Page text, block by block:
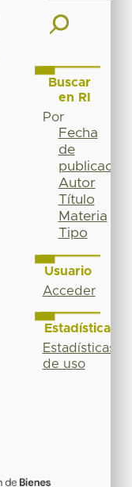
Buscar
en RI
Por
Fecha
de
publicación
Autor
Título
Materia
Tipo
Usuario
Acceder
Estadísticas
Estadísticas
de uso